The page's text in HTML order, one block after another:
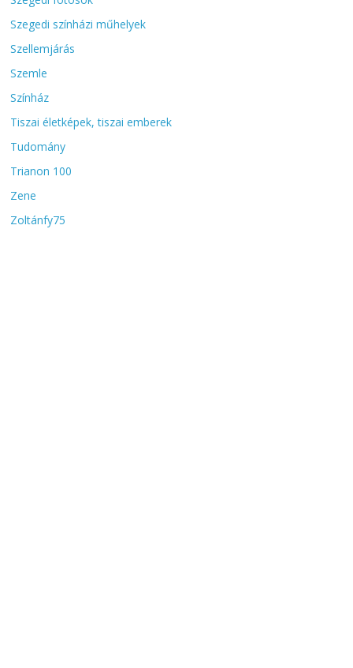
Szegedi színházi műhelyek
Szellemjárás
Szemle
Színház
Tiszai életképek, tiszai emberek
Tudomány
Trianon 100
Zene
Zoltánfy75